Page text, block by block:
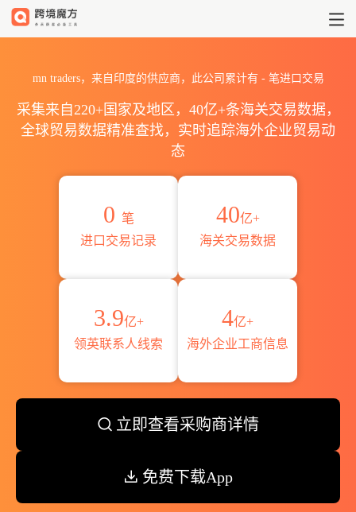
mn traders，来自印度的供应商，此公司累计有 -笔进口交易
采集来自220+国家及地区，40亿+条海关交易数据，
全球贸易数据精准查找，实时追踪海外企业贸易动
态
0 笔
进口交易记录
40亿+
海关交易数据
3.9亿+
领英联系人线索
4亿+
海外企业工商信息
立即查看采购商详情
免费下载App